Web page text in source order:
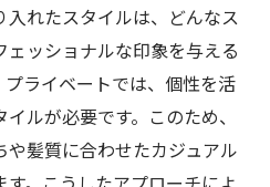
れたスタイルは、どんなス
ッショナルな印象を与える
ライベートでは、個性を活
ルが必要です。このため、
髪質に合わせたカジュアル